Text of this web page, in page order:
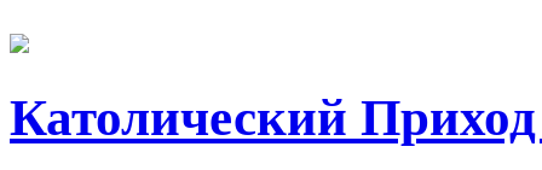
Католический